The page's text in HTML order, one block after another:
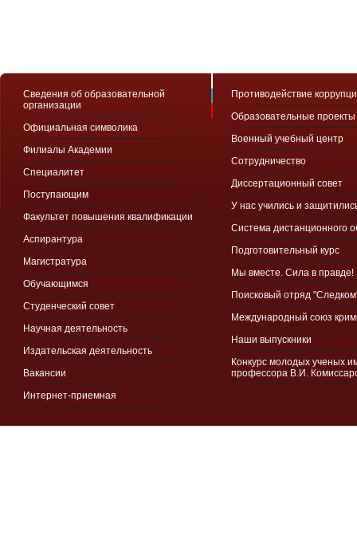
Сведения об образовательной
организации
Официальная символика
Филиалы Академии
Специалитет
Поступающим
Факультет повышения квалификации
Аспирантура
Магистратура
Обучающимся
Студенческий совет
Научная деятельность
Издательская деятельность
Вакансии
Интернет-приемная
Противодействие
Образовательные проекты
Военный учебный центр
Сотрудничество
Диссертационный совет
У нас учились и
Система дистанционного
Подготовительный курс
Мы вместе. Сила в правде!
Поисковый отряд
Международный союз
Наши выпускники
Конкурс молодых ученых
профессора В.И.